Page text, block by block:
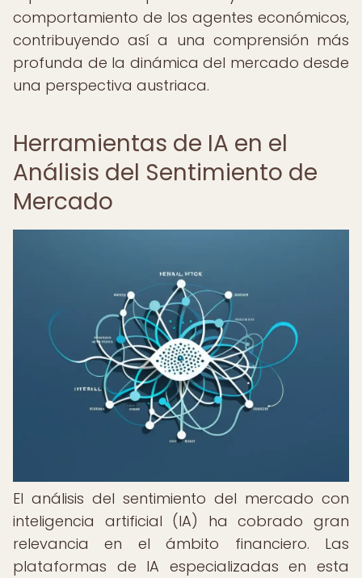
comportamiento de los agentes económicos,
contribuyendo así a una comprensión más
profunda de la dinámica del mercado desde
una perspectiva austriaca.
Herramientas de IA en el
Análisis del Sentimiento de
Mercado
El análisis del sentimiento del mercado con
inteligencia artificial (IA) ha cobrado gran
relevancia en el ámbito financiero. Las
plataformas de IA especializadas en esta